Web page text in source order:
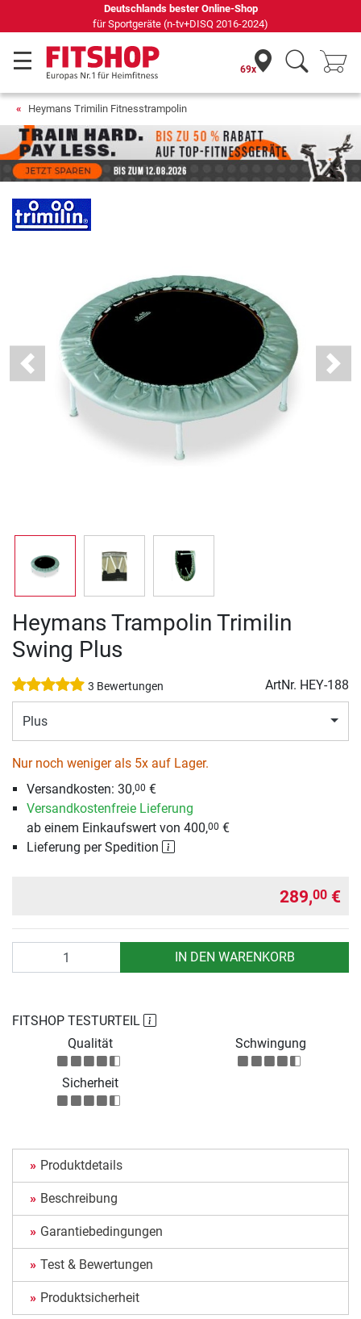
Deutschlands bester Online-Shop
für Sportgeräte (n-tv+DISQ 2016-2024)
69x
Heymans Trimilin Fitnesstrampolin
Previous Next
Heymans Trampolin Trimilin
Swing Plus
3 Bewertungen ArtNr. HEY-188
Plus
Nur noch weniger als 5x auf Lager.
Versandkosten: 30,00 €
Versandkostenfreie Lieferung
ab einem Einkaufswert von 400,00 €
Lieferung per Spedition
289,00 €
IN DEN WARENKORB
FITSHOP TESTURTEIL
Qualität
Schwingung
Sicherheit
Produktdetails
Beschreibung
Garantiebedingungen
Test & Bewertungen
Produktsicherheit